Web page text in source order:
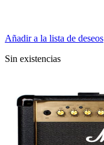
Añadir a la lista de deseos
Sin existencias